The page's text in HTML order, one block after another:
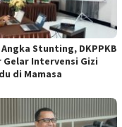
Stunting, DKPPKB
Gelar Intervensi Gizi
di Mamasa